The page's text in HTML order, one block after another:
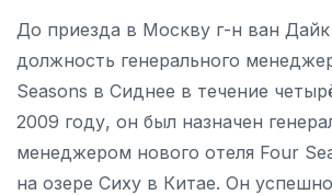
До приезда в Москву г-н ван Дайк
должность генерального
Seasons в Сиднее в течение
2009 году, он был назначен
менеджером нового отеля Four
на озере Сиху в Китае. Он